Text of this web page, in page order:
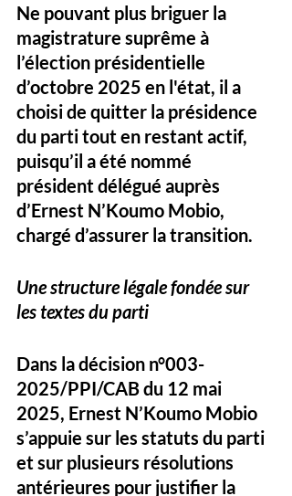
Ne pouvant plus briguer la
magistrature suprême à
l’élection présidentielle
d’octobre 2025 en l'état, il a
choisi de quitter la présidence
du parti tout en restant actif,
puisqu’il a été nommé
président délégué auprès
d’Ernest N’Koumo Mobio,
chargé d’assurer la transition.
Une structure légale fondée sur
les textes du parti
Dans la décision n°003-
2025/PPI/CAB du 12 mai
2025, Ernest N’Koumo Mobio
s’appuie sur les statuts du parti
et sur plusieurs résolutions
antérieures pour justifier la